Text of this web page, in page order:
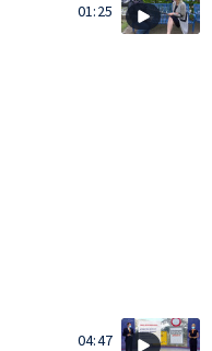
01:25
04:47